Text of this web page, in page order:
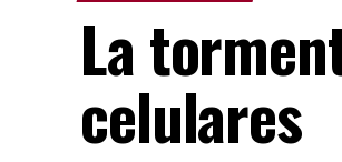
La
celulares